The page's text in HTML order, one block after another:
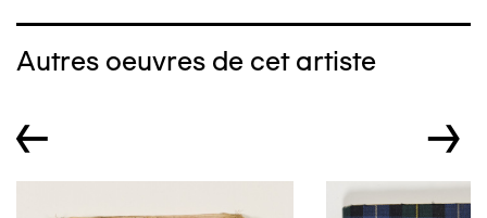
Autres oeuvres de cet artiste
← →